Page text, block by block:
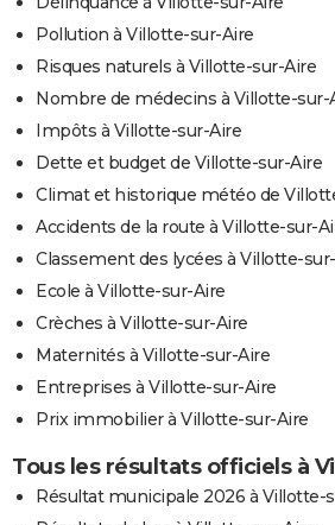
Pollution à Villotte-sur-Aire
Risques naturels à Villotte-sur-Aire
Nombre de médecins à Villotte-sur-
Impôts à Villotte-sur-Aire
Dette et budget de Villotte-sur-Aire
Climat et historique météo de
Accidents de la route à Villotte-sur-
Classement des lycées à Villotte-
Ecole à Villotte-sur-Aire
Crèches à Villotte-sur-Aire
Maternités à Villotte-sur-Aire
Entreprises à Villotte-sur-Aire
Prix immobilier à Villotte-sur-Aire
Tous les résultats officiels à
Résultat municipale 2026 à Villotte-